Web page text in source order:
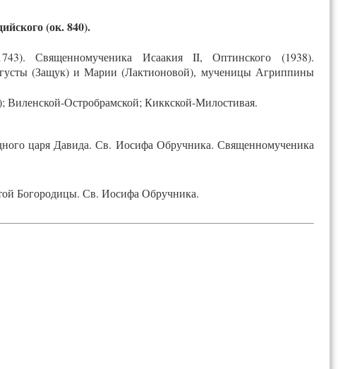
(ок. 840).
Священномученика Исаакия II, Оптинского (1938).
(Защук) и Марии (Лактионовой), мученицы Агриппины
Виленской-Остробрамской; Киккской-Милостивая.
царя Давида. Св. Иосифа Обручника. Священномученика
Богородицы. Св. Иосифа Обручника.